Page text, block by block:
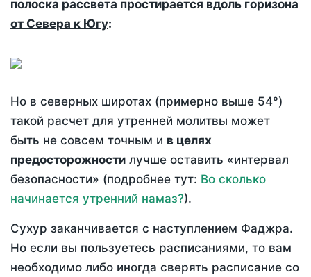
полоска рассвета простирается вдоль горизона
от Севера к Югу:
Но в северных широтах (примерно выше 54°)
такой расчет для утренней молитвы может
быть не совсем точным и в целях
предосторожности лучше оставить «интервал
безопасности» (подробнее тут: Во сколько
начинается утренний намаз?).
Сухур заканчивается с наступлением Фаджра.
Но если вы пользуетесь расписаниями, то вам
необходимо либо иногда сверять расписание со